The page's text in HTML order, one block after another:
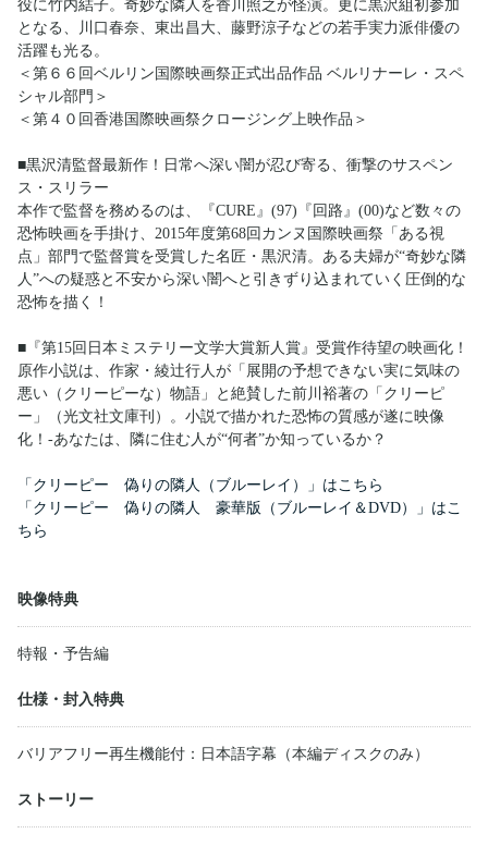
役に竹内結子。奇妙な隣人を香川照之が怪演。更に黒沢組初参加
となる、川口春奈、東出昌大、藤野涼子などの若手実力派俳優の
活躍も光る。
＜第６６回ベルリン国際映画祭正式出品作品 ベルリナーレ・スペ
シャル部門＞
＜第４０回香港国際映画祭クロージング上映作品＞
■黒沢清監督最新作！日常へ深い闇が忍び寄る、衝撃のサスペン
ス・スリラー
本作で監督を務めるのは、『CURE』(97)『回路』(00)など数々の
恐怖映画を手掛け、2015年度第68回カンヌ国際映画祭「ある視
点」部門で監督賞を受賞した名匠・黒沢清。ある夫婦が“奇妙な隣
人”への疑惑と不安から深い闇へと引きずり込まれていく圧倒的な
恐怖を描く！
■『第15回日本ミステリー文学大賞新人賞』受賞作待望の映画化！
原作小説は、作家・綾辻行人が「展開の予想できない実に気味の
悪い（クリーピーな）物語」と絶賛した前川裕著の「クリーピ
ー」（光文社文庫刊）。小説で描かれた恐怖の質感が遂に映像
化！-あなたは、隣に住む人が“何者”か知っているか？
「クリーピー 偽りの隣人（ブルーレイ）」はこちら
「クリーピー 偽りの隣人 豪華版（ブルーレイ＆DVD）」はこ
ちら
映像特典
特報・予告編
仕様・封入特典
バリアフリー再生機能付：日本語字幕（本編ディスクのみ）
ストーリー